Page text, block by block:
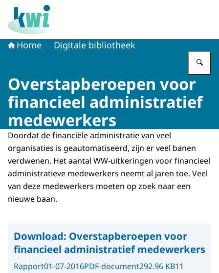
Naar de homepage van Kennisplatform Werk en
Home Digitale bibliotheek
Overstapberoepen voor
financieel administratief
medewerkers
Doordat de financiële administratie van veel
organisaties is geautomatiseerd, zijn er veel banen
verdwenen. Het aantal WW-uitkeringen voor financieel
administratieve medewerkers neemt al jaren toe. Veel
van deze medewerkers moeten op zoek naar een
nieuwe baan.
Download: Overstapberoepen voor
financieel administratief medewerkers
Rapport01-07-2016PDF-document292.96 KB11